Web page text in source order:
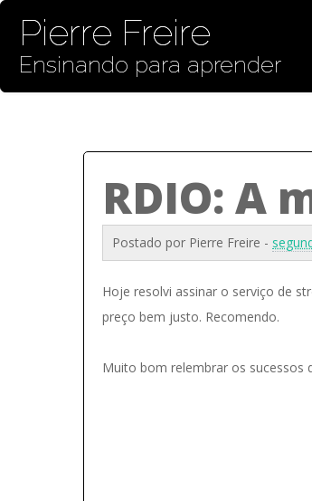
Pierre Freire
Ensinando para aprender
RDIO: A
Postado por Pierre Freire -
Hoje resolvi assinar o serviço de
preço bem justo. Recomendo.
Muito bom relembrar os sucessos